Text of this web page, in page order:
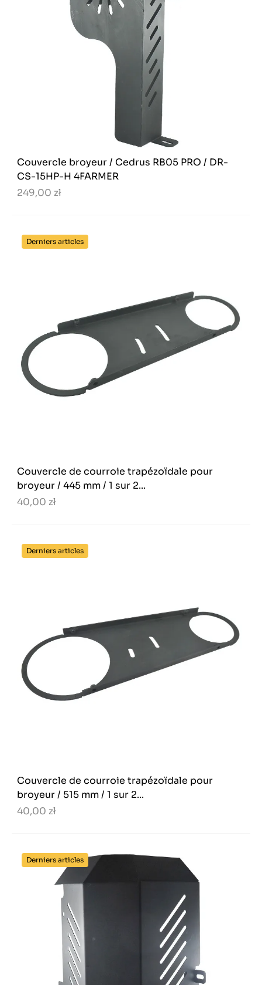
Couvercle broyeur / Cedrus RB05 PRO / DR-
CS-15HP-H 4FARMER
249,00 zł
Derniers articles
Couvercle de courroie trapézoïdale pour
broyeur / 445 mm / 1 sur 2...
40,00 zł
Derniers articles
Couvercle de courroie trapézoïdale pour
broyeur / 515 mm / 1 sur 2...
40,00 zł
Derniers articles